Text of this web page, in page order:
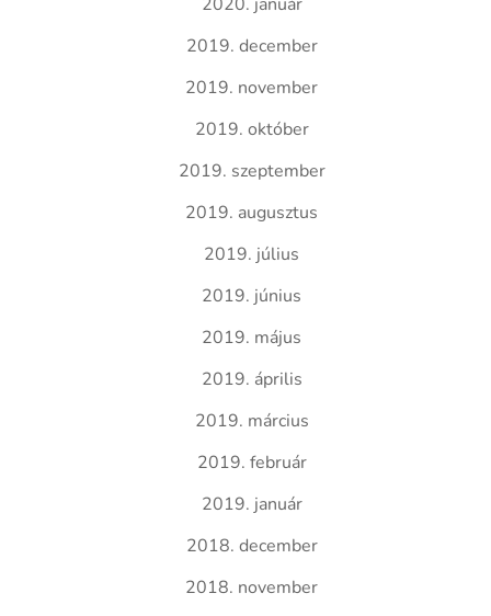
2019. december
2019. november
2019. október
2019. szeptember
2019. augusztus
2019. július
2019. június
2019. május
2019. április
2019. március
2019. február
2019. január
2018. december
2018. november